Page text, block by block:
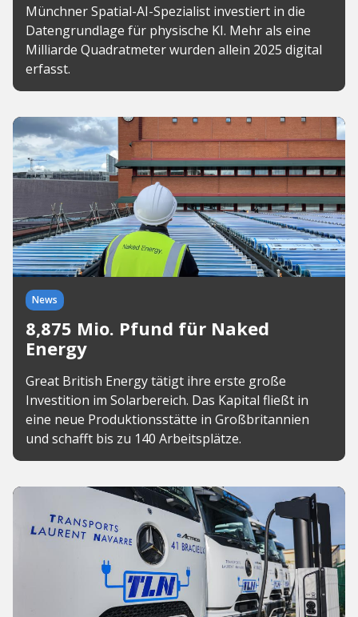
Münchner Spatial-AI-Spezialist investiert in die
Datengrundlage für physische KI. Mehr als eine
Milliarde Quadratmeter wurden allein 2025 digital
erfasst.
News
8,875 Mio. Pfund für Naked
Energy
Great British Energy tätigt ihre erste große
Investition im Solarbereich. Das Kapital fließt in
eine neue Produktionsstätte in Großbritannien
und schafft bis zu 140 Arbeitsplätze.